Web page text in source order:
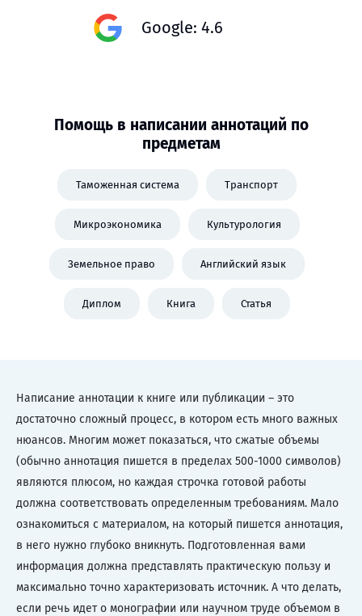
Google: 4.6
Помощь в написании аннотаций по
предметам
Таможенная система Транспорт
Микроэкономика Культурология
Земельное право Английский язык
Диплом Книга Статья
Написание аннотации к книге или публикации – это
достаточно сложный процесс, в котором есть много важных
нюансов. Многим может показаться, что сжатые объемы
(обычно аннотация пишется в пределах 500-1000 символов)
являются плюсом, но каждая строчка готовой работы
должна соответствовать определенным требованиям. Мало
ознакомиться с материалом, на который пишется аннотация,
в него нужно глубоко вникнуть. Подготовленная вами
информация должна представлять практическую пользу и
максимально точно характеризовать источник. А что делать,
если речь идет о монографии или научном труде объемом в